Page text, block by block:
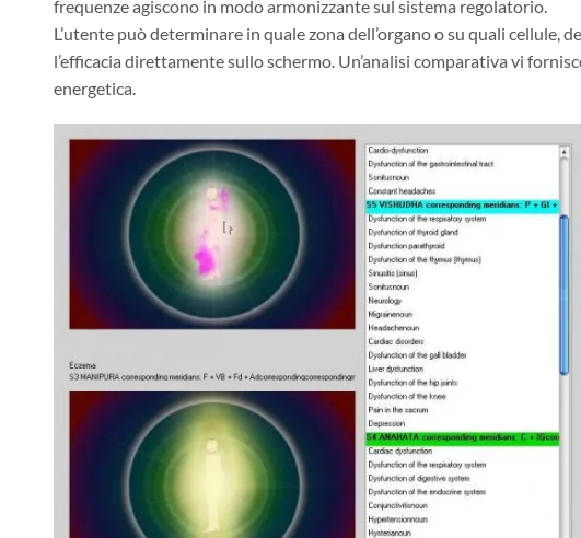
frequenze agiscono in modo armonizzante sul sistema regolatorio.
L’utente può determinare in quale zona dell’organo o su quali cellule,
l’efficacia direttamente sullo schermo. Un’analisi comparativa vi
energetica.